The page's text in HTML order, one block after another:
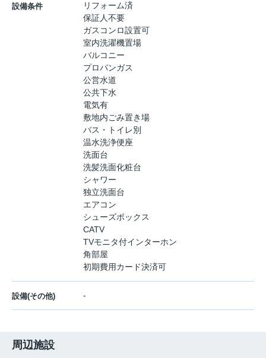
設備条件
リフォーム済
保証人不要
ガスコンロ設置可
室内洗濯機置場
バルコニー
プロパンガス
公営水道
公共下水
電気有
敷地内ごみ置き場
バス・トイレ別
温水洗浄便座
洗面台
洗髪洗面化粧台
シャワー
独立洗面台
エアコン
シューズボックス
CATV
TVモニタ付インターホン
角部屋
初期費用カード決済可
設備(その他) -
周辺施設